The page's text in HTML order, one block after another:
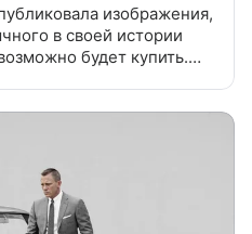
изображения,
в своей истории
будет купить.